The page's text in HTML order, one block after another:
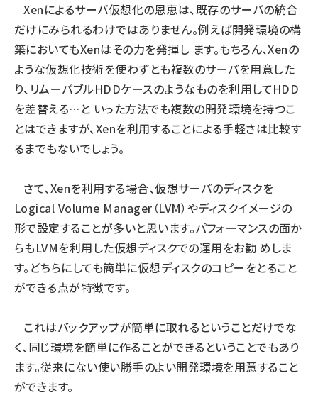
Xenによるサーバ仮想化の恩恵は、既存のサーバの統合
だけにみられるわけではありません。例えば開発環境の構
築においてもXenはその力を発揮し ます。もちろん、Xenの
ような仮想化技術を使わずとも複数のサーバを用意した
り、リムーバブルHDDケースのようなものを利用してHDD
を差替える…と いった方法でも複数の開発環境を持つこ
とはできますが、Xenを利用することによる手軽さは比較す
るまでもないでしょう。
さて、Xenを利用する場合、仮想サーバのディスクを
Logical Volume Manager（LVM）やディスクイメージの
形で設定することが多いと思います。パフォーマンスの面か
らもLVMを利用した仮想ディスクでの運用をお勧 めしま
す。どちらにしても簡単に仮想ディスクのコピーをとること
ができる点が特徴です。
これはバックアップが簡単に取れるということだけでな
く、同じ環境を簡単に作ることができるということでもあり
ます。従来にない使い勝手のよい開発環境を用意すること
ができます。